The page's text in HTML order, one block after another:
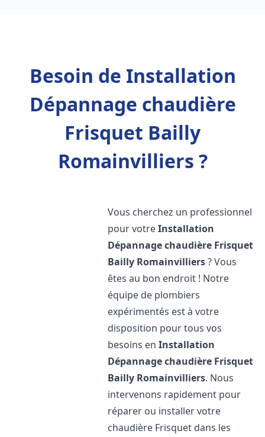
Besoin de Installation
Dépannage chaudière
Frisquet Bailly
Romainvilliers ?
Vous cherchez un professionnel
pour votreInstallation
Dépannage chaudière Frisquet
Bailly Romainvilliers? Vous
êtes au bon endroit ! Notre
équipe de plombiers
expérimentés est à votre
disposition pour tous vos
besoins enInstallation
Dépannage chaudière Frisquet
Bailly Romainvilliers. Nous
intervenons rapidement pour
réparer ou installer votre
chaudière Frisquet dans les